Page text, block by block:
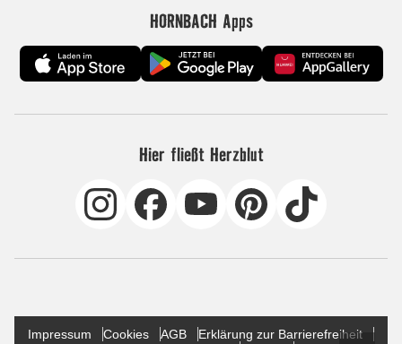
HORNBACH Apps
Hier fließt Herzblut
Impressum Cookies AGB
Erklärung zur Barrierefreiheit